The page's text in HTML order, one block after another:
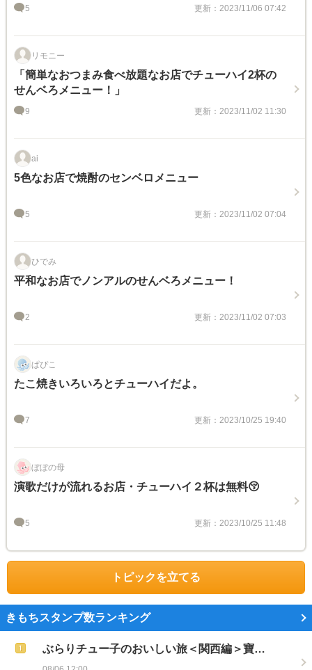
5 更新：2023/11/06 07:42
リモニー
「簡単なおつまみ食べ放題なお店でチューハイ2杯の
せんベろメニュー！」
9 更新：2023/11/02 11:30
ai
5色なお店で焼酎のセンベロメニュー
5 更新：2023/11/02 07:04
ひでみ
平和なお店でノンアルのせんベろメニュー！
2 更新：2023/11/02 07:03
ぱぴこ
たこ焼きいろいろとチューハイだよ。
7 更新：2023/10/25 19:40
ぼぼの母
演歌だけが流れるお店・チューハイ２杯は無料😚
5 更新：2023/10/25 11:48
トピックを立てる
きもちスタンプ数ランキング
ぶらりチュー子のおいしい旅＜関西編＞寶…